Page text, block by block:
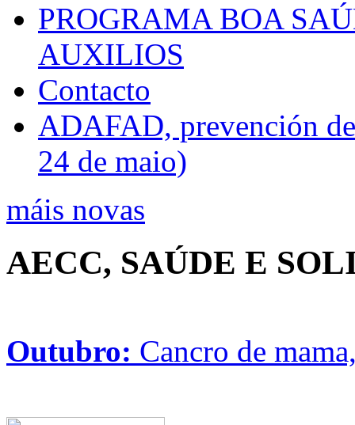
PROGRAMA BOA
AUXILIOS
Contacto
ADAFAD, prevención
24 de maio)
máis novas
AECC, SAÚDE E
Outubro: Cancro de